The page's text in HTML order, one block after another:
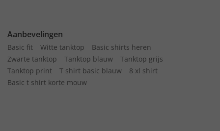
Aanbevelingen
Basic fit Witte tanktop
Basic shirts heren
Zwarte tanktop
Tanktop blauw
Tanktop grijs
Tanktop print
T shirt basic blauw
8 xl shirt
Basic t shirt korte mouw